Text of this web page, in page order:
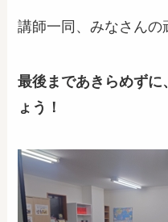
講師一同、みなさんの
最後まであきらめずに
ょう！